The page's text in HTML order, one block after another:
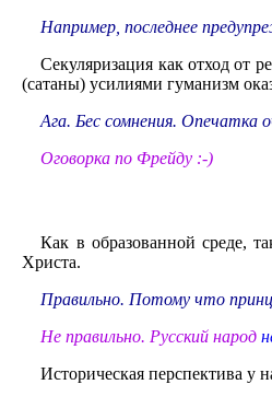
Например, последнее
Секуляризация как отход от
(сатаны) усилиями гуманизм
Ага. Бес сомнения. Опечатка
Оговорка по Фрейду :-)
Как в образованной среде,
Христа.
Правильно. Потому что
Не правильно. Русский народ
Историческая перспектива у